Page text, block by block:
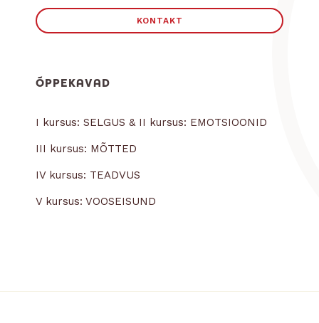
KONTAKT
ÕPPEKAVAD
I kursus: SELGUS & II kursus: EMOTSIOONID
III kursus: MÕTTED
IV kursus: TEADVUS
V kursus: VOOSEISUND